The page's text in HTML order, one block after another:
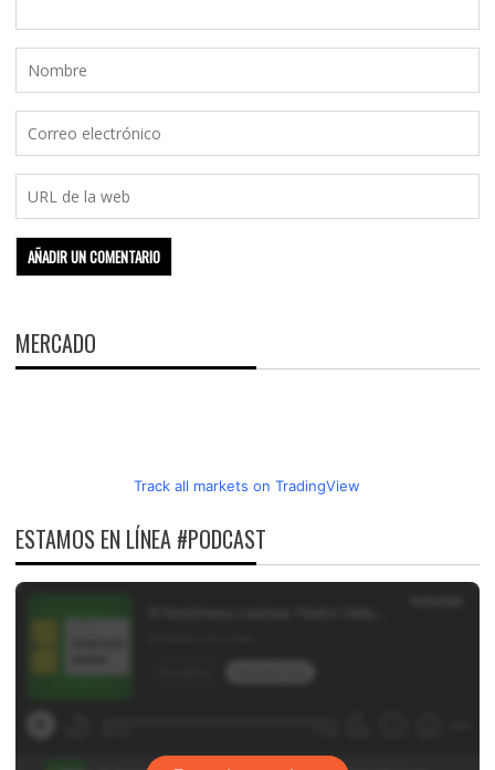
MERCADO
Track all markets on TradingView
ESTAMOS EN LÍNEA #PODCAST